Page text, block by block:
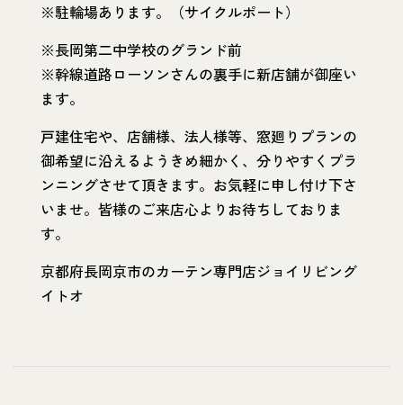
※駐輪場あります。（サイクルポート）
※長岡第二中学校のグランド前
※幹線道路ローソンさんの裏手に新店舗が御座い
ます。
戸建住宅や、店舗様、法人様等、窓廻りプランの
御希望に沿えるようきめ細かく、分りやすくプラ
ンニングさせて頂きます。お気軽に申し付け下さ
いませ。皆様のご来店心よりお待ちしておりま
す。
京都府長岡京市のカーテン専門店ジョイリビング
イトオ